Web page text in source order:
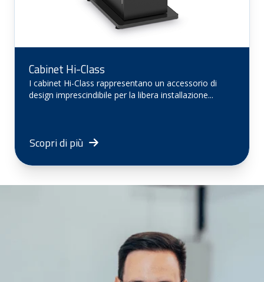
Cabinet Hi-Class
I cabinet Hi-Class rappresentano un accessorio di
design imprescindibile per la libera installazione...
Scopri di più